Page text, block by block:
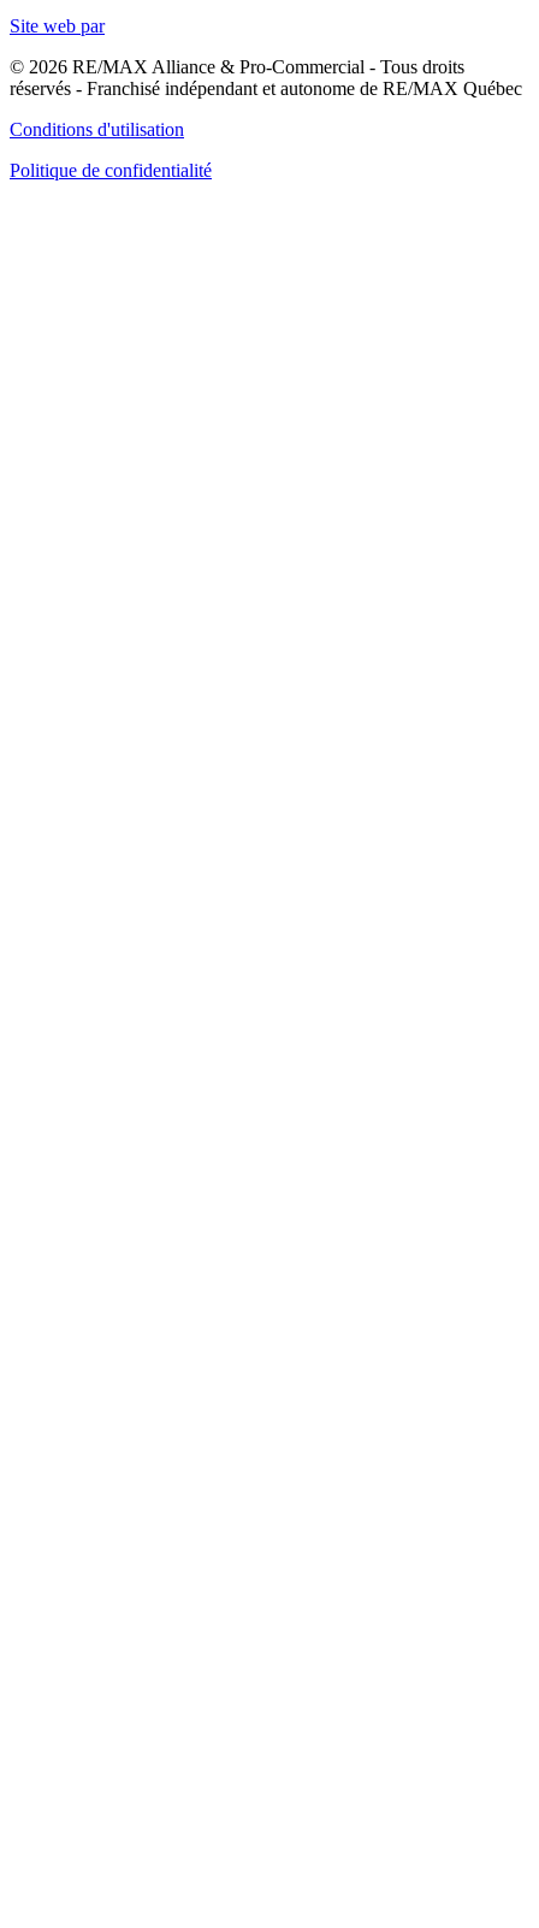
Site web par
© 2026 RE/MAX Alliance & Pro-Commercial - Tous droits
réservés - Franchisé indépendant et autonome de RE/MAX Québec
Conditions d'utilisation
Politique de confidentialité